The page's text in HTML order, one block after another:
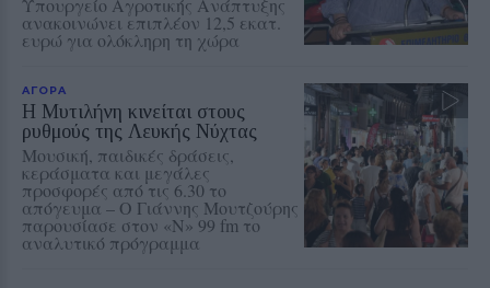
Υπουργείο Αγροτικής Ανάπτυξης
ανακοινώνει επιπλέον 12,5 εκατ.
ευρώ για ολόκληρη τη χώρα
ΑΓΟΡΑ
Η Μυτιλήνη κινείται στους
ρυθμούς της Λευκής Νύχτας
Μουσική, παιδικές δράσεις,
κεράσματα και μεγάλες
προσφορές από τις 6.30 το
απόγευμα – Ο Γιάννης Μουτζούρης
παρουσίασε στον «Ν» 99 fm το
αναλυτικό πρόγραμμα